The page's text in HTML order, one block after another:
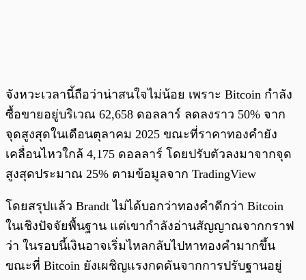
จังหวะเวลานี้ถือว่าน่าสนใจไม่น้อย เพราะ Bitcoin กำลัง
ซื้อขายอยู่บริเวณ 62,658 ดอลลาร์ ลดลงราว 50% จาก
จุดสูงสุดในเดือนตุลาคม 2025 ขณะที่ราคาทองคำยัง
เคลื่อนไหวใกล้ 4,175 ดอลลาร์ โดยปรับตัวลงมาจากจุด
สูงสุดประมาณ 25% ตามข้อมูลจาก TradingView
โดยสรุปแล้ว Brandt ไม่ได้บอกว่าทองคำดีกว่า Bitcoin
ในเชิงปัจจัยพื้นฐาน แต่เขากำลังอ่านสัญญาณจากกราฟ
ว่า ในรอบนี้เงินอาจเริ่มไหลกลับไปหาทองคำมากขึ้น
ขณะที่ Bitcoin ยังเผชิญแรงกดดันจากการปรับฐานอยู่